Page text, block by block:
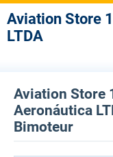
Aviation Store
LTDA
Aviation Store
Aeronáutica
Bimoteur